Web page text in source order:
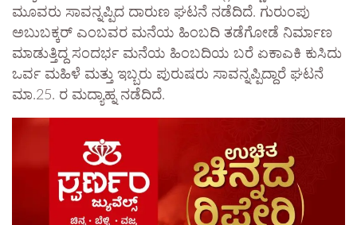
ಮೂವರು ಸಾವನ್ನಪ್ಪಿದ ದಾರುಣ ಘಟನೆ ನಡೆದಿದೆ. ಗುರುಂಪು
ಅಬುಬಕ್ಕರ್ ಎಂಬವರ ಮನೆಯ ಹಿಂಬದಿ ತಡೆಗೋಡೆ ನಿರ್ಮಾಣ
ಮಾಡುತ್ತಿದ್ದ ಸಂದರ್ಭ ಮನೆಯ ಹಿಂಬದಿಯ ಬರೆ ಏಕಾಎಕಿ ಕುಸಿದು
ಒರ್ವ ಮಹಿಳೆ ಮತ್ತು ಇಬ್ಬರು ಪುರುಷರು ಸಾವನ್ನಪ್ಪಿದ್ದಾರೆ ಘಟನೆ
ಮಾ.25. ರ ಮದ್ಯಾಹ್ನ ನಡೆದಿದೆ.